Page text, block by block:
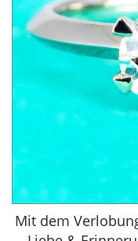
Mit dem